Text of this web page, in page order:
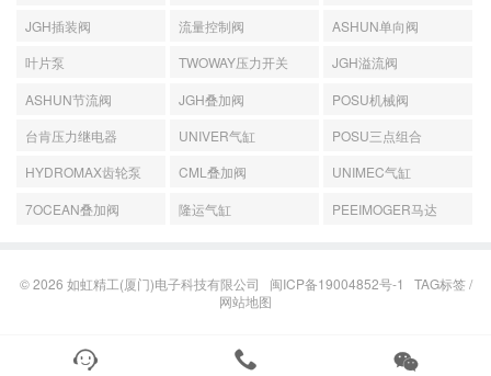
JGH插装阀
流量控制阀
ASHUN单向阀
叶片泵
TWOWAY压力开关
JGH溢流阀
ASHUN节流阀
JGH叠加阀
POSU机械阀
台肯压力继电器
UNIVER气缸
POSU三点组合
HYDROMAX齿轮泵
CML叠加阀
UNIMEC气缸
7OCEAN叠加阀
隆运气缸 PEEIMOGER马达
© 2026 如虹精工(厦门)电子科技有限公司 闽ICP备19004852号-1 TAG标签/
网站地图
  